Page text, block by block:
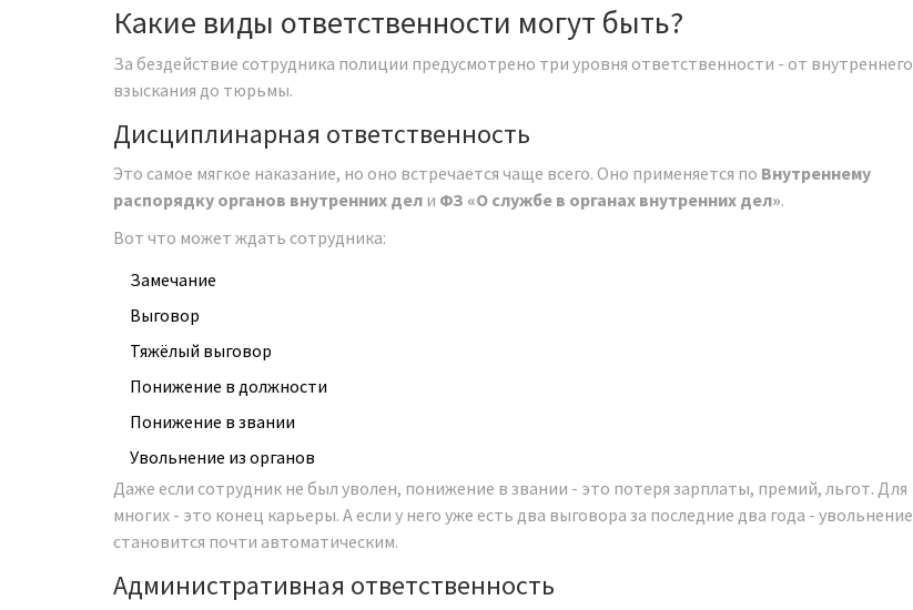
Какие виды ответственности могут быть?
За бездействие сотрудника полиции предусмотрено три уровня ответственности - от внутреннего
взыскания до тюрьмы.
Дисциплинарная ответственность
Это самое мягкое наказание, но оно встречается чаще всего. Оно применяется по Внутреннему
распорядку органов внутренних дел и ФЗ «О службе в органах внутренних дел».
Вот что может ждать сотрудника:
Замечание
Выговор
Тяжёлый выговор
Понижение в должности
Понижение в звании
Увольнение из органов
Даже если сотрудник не был уволен, понижение в звании - это потеря зарплаты, премий, льгот. Для
многих - это конец карьеры. А если у него уже есть два выговора за последние два года - увольнение
становится почти автоматическим.
Административная ответственность